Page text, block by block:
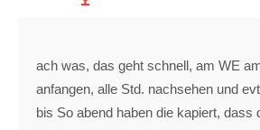
ach was, das geht schnell, am WE
anfangen, alle Std. nachsehen und
bis So abend haben die kapiert, dass